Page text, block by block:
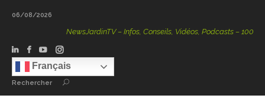
06/08/2026
NewsJardinTV – Infos, Conseils, Vidéos, Podcasts – 100 %
Français
Rechercher